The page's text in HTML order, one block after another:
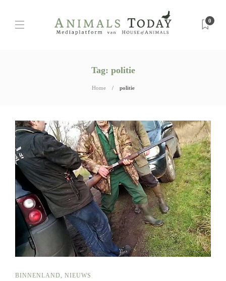
0
Tag: politie
Home politie
BINNENLAND NIEUWS